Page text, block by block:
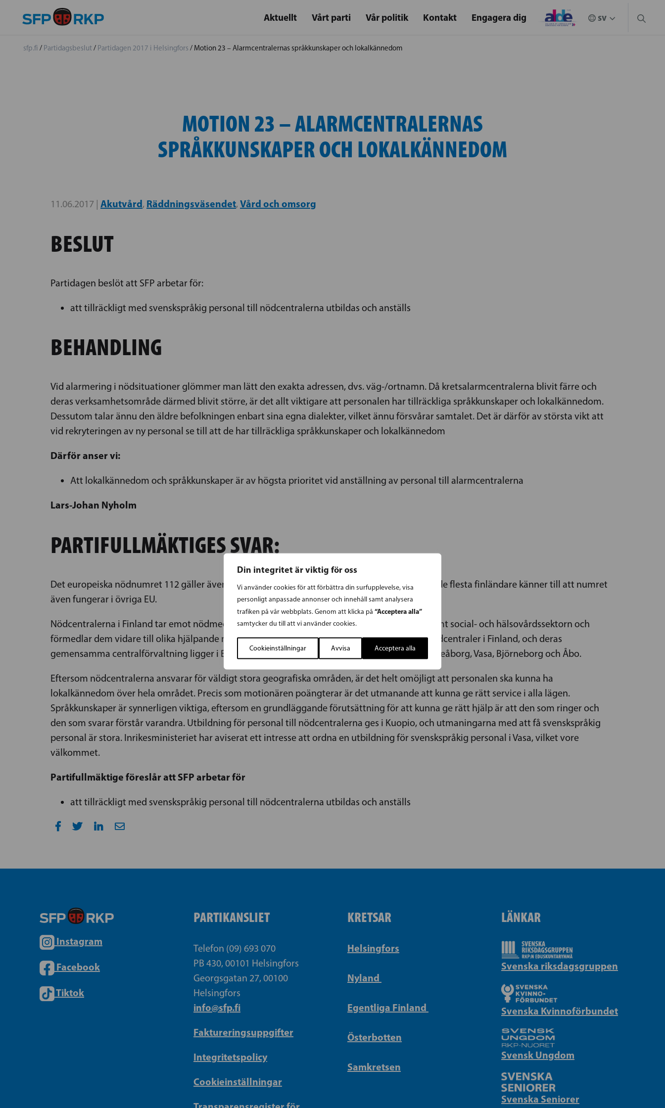
Din integritet är viktig för oss
Vi använder cookies för att förbättra din surfupplevelse, visa
personligt anpassade annonser och innehåll samt analysera
trafiken på vår webbplats. Genom att klicka på “Acceptera alla”
samtycker du till att vi använder cookies.
Cookieinställningar Avvisa Acceptera alla
Aktuellt Vårt parti Vår politik Kontakt Engagera dig
sfp.fi / Partidagsbeslut/ Partidagen 2017 i Helsingfors / Motion 23 – Alarmcentralernas språkkunskaper och lokalkännedom
MOTION 23 – ALARMCENTRALERNAS
SPRÅKKUNSKAPER OCH LOKALKÄNNEDOM
11.06.2017 | Akutvård, Räddningsväsendet, Vård och omsorg
BESLUT
Partidagen beslöt att SFP arbetar för:
att tillräckligt med svenskspråkig personal till nödcentralerna utbildas och anställs
BEHANDLING
Vid alarmering i nödsituationer glömmer man lätt den exakta adressen, dvs. väg-/ortnamn. Då kretsalarmcentralerna blivit färre och
deras verksamhetsområde därmed blivit större, är det allt viktigare att personalen har tillräckliga språkkunskaper och lokalkännedom.
Dessutom talar ännu den äldre befolkningen enbart sina egna dialekter, vilket ännu försvårar samtalet. Det är därför av största vikt att
vid rekryteringen av ny personal se till att de har tillräckliga språkkunskaper och lokalkännedom
Därför anser vi:
Att lokalkännedom och språkkunskaper är av högsta prioritet vid anställning av personal till alarmcentralerna
Lars-Johan Nyholm
PARTIFULLMÄKTIGES SVAR:
Det europeiska nödnumret 112 gäller även i Finland sedan 1993, och undersökningar visar att de flesta finländare känner till att numret
även fungerar i övriga EU.
Nödcentralerna i Finland tar emot nödmeddelanden som rör räddnings- och polisväsendet samt social- och hälsovårdssektorn och
förmedlar dem vidare till olika hjälpande myndigheter och samarbetspartner. Det finns sex nödcentraler i Finland, och deras
gemensamma centralförvaltning ligger i Björneborg. Nödcentralerna ligger i Kervo, Kuopio, Uleåborg, Vasa, Björneborg och Åbo.
Eftersom nödcentralerna ansvarar för väldigt stora geografiska områden, är det helt omöjligt att personalen ska kunna ha
lokalkännedom över hela området. Precis som motionären poängterar är det utmanande att kunna ge rätt service i alla lägen.
Språkkunskaper är synnerligen viktiga, eftersom en grundläggande förutsättning för att kunna ge rätt hjälp är att den som ringer och
den som svarar förstår varandra. Utbildning för personal till nödcentralerna ges i Kuopio, och utmaningarna med att få svenskspråkig
personal är stora. Inrikesministeriet har aviserat ett intresse att ordna en utbildning för svenskspråkig personal i Vasa, vilket vore
välkommet.
Partifullmäktige föreslår att SFP arbetar för
att tillräckligt med svenskspråkig personal till nödcentralerna utbildas och anställs
Instagram
Facebook
Tiktok
PARTIKANSLIET
Telefon (09) 693 070
PB 430, 00101 Helsingfors
Georgsgatan 27, 00100
Helsingfors
info@sfp.fi
Faktureringsuppgifter
Integritetspolicy
Cookieinställningar
KRETSAR
Helsingfors
Nyland
Egentliga Finland
Österbotten
Samkretsen
LÄNKAR
Svenska riksdagsgruppen
Svenska Kvinnoförbundet
Svensk Ungdom
Svenska Seniorer